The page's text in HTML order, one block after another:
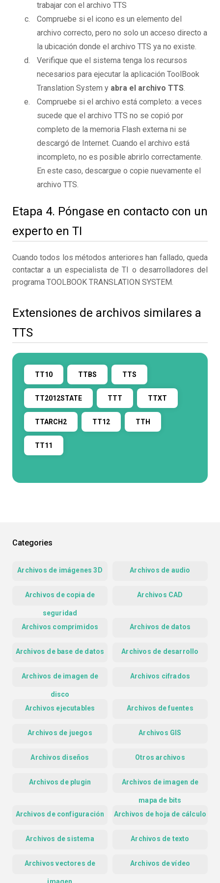
trabajar con el archivo TTS
Compruebe si el icono es un elemento del
archivo correcto, pero no solo un acceso directo a
la ubicación donde el archivo TTS ya no existe.
Verifique que el sistema tenga los recursos
necesarios para ejecutar la aplicación ToolBook
Translation System y abra el archivo TTS.
Compruebe si el archivo está completo: a veces
sucede que el archivo TTS no se copió por
completo de la memoria Flash externa ni se
descargó de Internet. Cuando el archivo está
incompleto, no es posible abrirlo correctamente.
En este caso, descargue o copie nuevamente el
archivo TTS.
Etapa 4. Póngase en contacto con un
experto en TI
Cuando todos los métodos anteriores han fallado, queda
contactar a un especialista de TI o desarrolladores del
programa TOOLBOOK TRANSLATION SYSTEM.
Extensiones de archivos similares a
TTS
TT10 TTBS TTS
TT2012STATE TTT TTXT
TTARCH2 TT12 TTH
TT11
Categories
Archivos de imágenes 3D Archivos de audio
Archivos de copia de
seguridad
Archivos CAD
Archivos comprimidos Archivos de datos
Archivos de base de datos Archivos de desarrollo
Archivos de imagen de
disco
Archivos cifrados
Archivos ejecutables Archivos de fuentes
Archivos de juegos Archivos GIS
Archivos diseños Otros archivos
Archivos de plugin Archivos de imagen de
mapa de bits
Archivos de configuración
Archivos de hoja de cálculo
Archivos de sistema Archivos de texto
Archivos vectores de Archivos de vídeo